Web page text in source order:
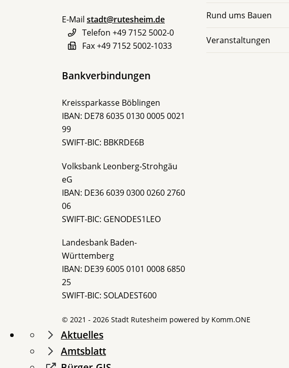
E-Mail stadt@rutesheim.de
Telefon +49 7152 5002-0
Fax+49 7152 5002-1033
Bankverbindungen
Kreissparkasse Böblingen
IBAN: DE78 6035 0130 0005 0021
99
SWIFT-BIC: BBKRDE6B
Volksbank Leonberg-Strohgäu
eG
IBAN: DE36 6039 0300 0260 2760
06
SWIFT-BIC: GENODES1LEO
Landesbank Baden-
Württemberg
IBAN: DE39 6005 0101 0008 6850
25
SWIFT-BIC: SOLADEST600
Rund ums Bauen
Veranstaltungen
© 2021 - 2026 Stadt Rutesheim powered by Komm.ONE
Aktuelles
Amtsblatt